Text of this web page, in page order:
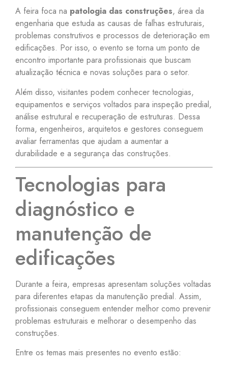
A feira foca na patologia das construções, área da
engenharia que estuda as causas de falhas estruturais,
problemas construtivos e processos de deterioração em
edificações. Por isso, o evento se torna um ponto de
encontro importante para profissionais que buscam
atualização técnica e novas soluções para o setor.
Além disso, visitantes podem conhecer tecnologias,
equipamentos e serviços voltados para inspeção predial,
análise estrutural e recuperação de estruturas. Dessa
forma, engenheiros, arquitetos e gestores conseguem
avaliar ferramentas que ajudam a aumentar a
durabilidade e a segurança das construções.
Tecnologias para
diagnóstico e
manutenção de
edificações
Durante a feira, empresas apresentam soluções voltadas
para diferentes etapas da manutenção predial. Assim,
profissionais conseguem entender melhor como prevenir
problemas estruturais e melhorar o desempenho das
construções.
Entre os temas mais presentes no evento estão: